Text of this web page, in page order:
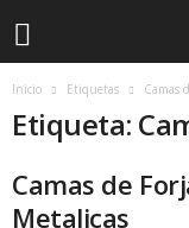
Inicio Etiquetas Camas
Etiqueta:
Camas de
Metalicas